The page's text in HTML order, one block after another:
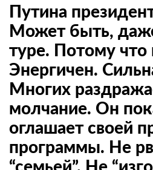
Путина
Может быть,
туре. Потому что
Энергичен.
Многих
молчание. Он
оглашает своей
программы. Не
“семьей”. Не